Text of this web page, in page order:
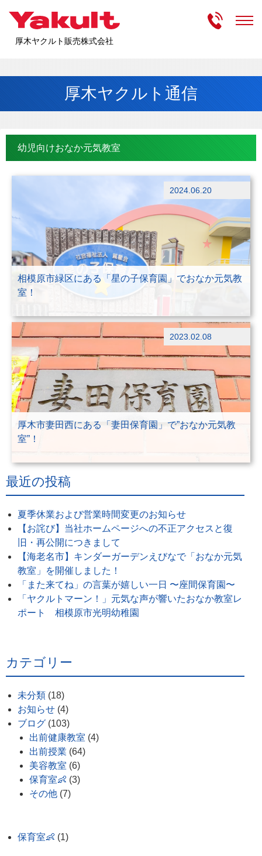
厚木ヤクルト販売株式会社
受付時
厚木ヤクルト通信
幼児向けおなか元気教室
2024.06.20
相模原市緑区にある「星の子保育園」でおなか元気教
室！
ブログ
2023.02.08
厚木市妻田西にある「妻田保育園」で”おなか元気教
室”！
最近の投稿
夏季休業および営業時間変更のお知らせ
【お詫び】当社ホームページへの不正アクセスと復
旧・再公開につきまして
【海老名市】キンダーガーデンえびなで「おなか元気
教室」を開催しました！
「また来てね」の言葉が嬉しい一日 〜座間保育園〜
「ヤクルトマーン！」元気な声が響いたおなか教室レ
ポート 相模原市光明幼稚園
カテゴリー
未分類 (18)
お知らせ (4)
ブログ (103)
出前健康教室 (4)
出前授業 (64)
美容教室 (6)
保育室👶 (3)
その他 (7)
保育室👶 (1)